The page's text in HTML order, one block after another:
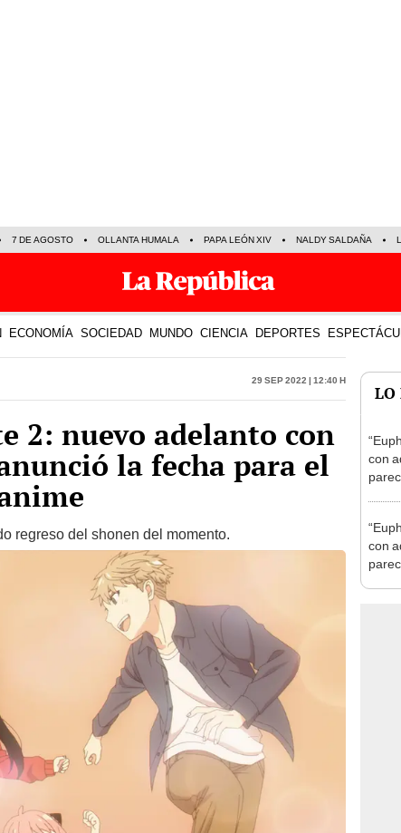
7 DE AGOSTO OLLANTA HUMALA PAPA LEÓN XIV NALDY SALDAÑA
ECONOMÍA SOCIEDAD MUNDO CIENCIA DEPORTES
29 Sep 2022 | 12:40 h
2: nuevo adelanto con
la fecha para el
regreso del shonen del momento.
LO
con
con